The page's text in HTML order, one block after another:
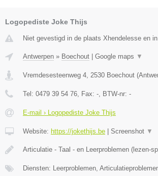
Logopediste Joke Thijs
Niet gevestigd in de plaats Xhendelesse en
Antwerpen » Boechout Google maps ▼
Vremdesesteenweg 4, 2530 Boechout (
Tel: 0479 39 54 76, Fax: -, BTW-nr: -
E-mail › Logopediste Joke Thijs
Website: https://jokethijs.be Screenshot ▼
Articulatie - Taal - en Leerproblemen (lezen-
Diensten: Leerproblemen,